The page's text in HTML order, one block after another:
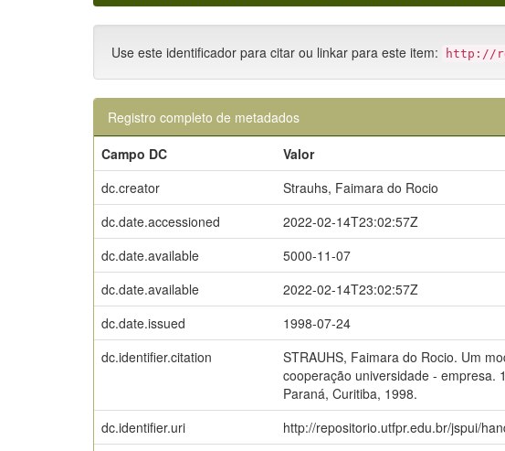
Use este identificador para citar ou linkar para este item: http://
Registro completo de metadados
Campo DC
Valor
dc.creator
Strauhs, Faimara do Rocio
dc.date.accessioned
2022-02-14T23:02:57Z
dc.date.available
5000-11-07
dc.date.available
2022-02-14T23:02:57Z
dc.date.issued
1998-07-24
dc.identifier.citation
STRAUHS, Faimara do Rocio. Um
cooperação universidade - empresa.
Paraná, Curitiba, 1998.
dc.identifier.uri http://repositorio.utfpr.edu.br/jspui/